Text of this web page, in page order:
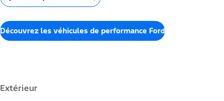
Détails de la vidéo